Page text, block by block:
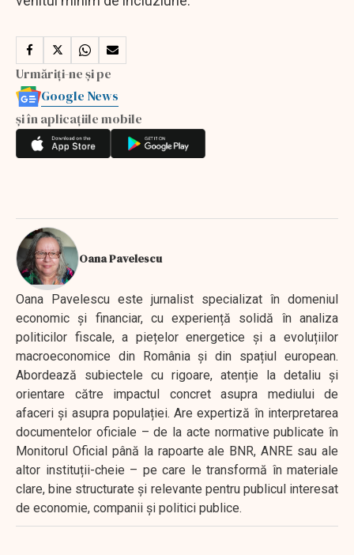
Urmăriți-ne și pe
Google News
și în aplicațiile mobile
Oana Pavelescu
Oana Pavelescu este jurnalist specializat în domeniul
economic și financiar, cu experiență solidă în analiza
politicilor fiscale, a piețelor energetice și a evoluțiilor
macroeconomice din România și din spațiul european.
Abordează subiectele cu rigoare, atenție la detaliu și
orientare către impactul concret asupra mediului de
afaceri și asupra populației. Are expertiză în interpretarea
documentelor oficiale – de la acte normative publicate în
Monitorul Oficial până la rapoarte ale BNR, ANRE sau ale
altor instituții-cheie – pe care le transformă în materiale
clare, bine structurate și relevante pentru publicul interesat
de economie, companii și politici publice.